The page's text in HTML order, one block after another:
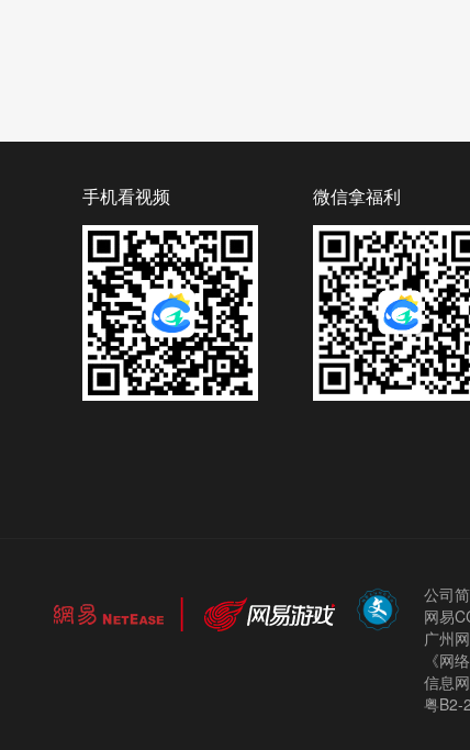
手机看视频 微信拿福利
公司
网易
广州
《网
信息
粤B2-